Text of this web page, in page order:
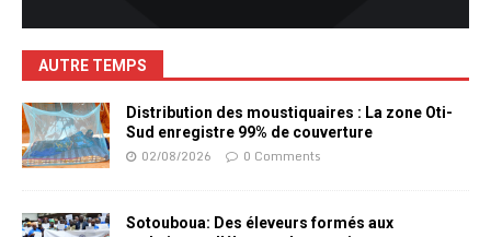
AUTRE TEMPS
Distribution des moustiquaires : La zone Oti-
Sud enregistre 99% de couverture
02/08/2026 0 Comments
Sotouboua: Des éleveurs formés aux